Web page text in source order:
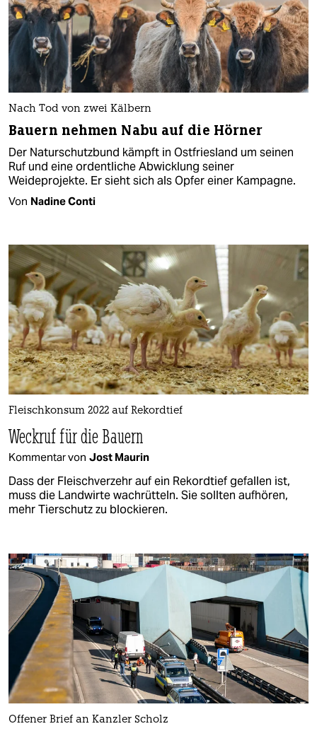
Nach Tod von zwei Kälbern
Bauern nehmen Nabu auf die Hörner
Der Naturschutzbund kämpft in Ostfriesland um seinen
Ruf und eine ordentliche Abwicklung seiner
Weideprojekte. Er sieht sich als Opfer einer Kampagne.
Von Nadine Conti
Fleischkonsum 2022 auf Rekordtief
Weckruf für die Bauern
Kommentar von Jost Maurin
Dass der Fleischverzehr auf ein Rekordtief gefallen ist,
muss die Landwirte wachrütteln. Sie sollten aufhören,
mehr Tierschutz zu blockieren.
Offener Brief an Kanzler Scholz